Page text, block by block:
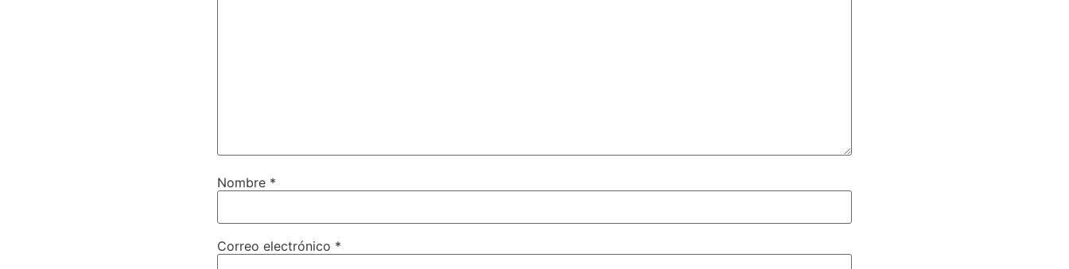
Nombre *
Correo electrónico *